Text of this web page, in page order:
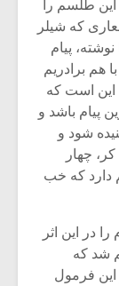
طلسم را
که شیلر
پیام
هم برادریم
این است که
پیام باشد و
شود و
چهار
دارد که خب
در این اثر
شد که
این فرمول
برگزار
سکانسی
موسیقی